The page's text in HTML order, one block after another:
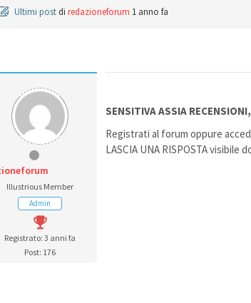
Ultimi post di redazioneforum 1 anno fa
Illustrious Member
Admin
Registrato: 3 anni fa
Post: 176
SENSITIVA ASSIA
Registrati al forum oppure
LASCIA UNA RISPOSTA visibile